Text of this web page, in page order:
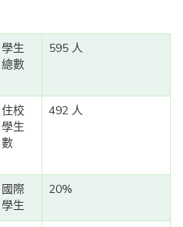
學生
總數
595 人
住校
學生
數
492 人
國際
學生
20%